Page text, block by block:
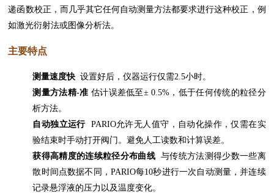
递函数校正，而几乎其它任何自动测量方法都要求进行这种校正，例
如激光衍射法或图像分析法。
主要特点
测量速度快 设置好后，仪器运行仅需2.5小时。
测量方法精-准 估计误差低至± 0.5%，低于任何传统的粒径分
析方法。
自动独立运行 PARIO允许无人值守，自动化操作，仅需在实
验结束时手动打开阀门。避免人工读数和计算误差。
获得高精度的连续粒径分布曲线 与传统方法测得少数一些离
散时间点数据不同，PARIO每10秒进行一次自动测量，并连续
记录悬浮液的压力以及温度变化。